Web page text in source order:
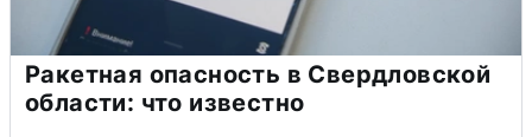
Ракетная опасность в Свердловской
области: что известно